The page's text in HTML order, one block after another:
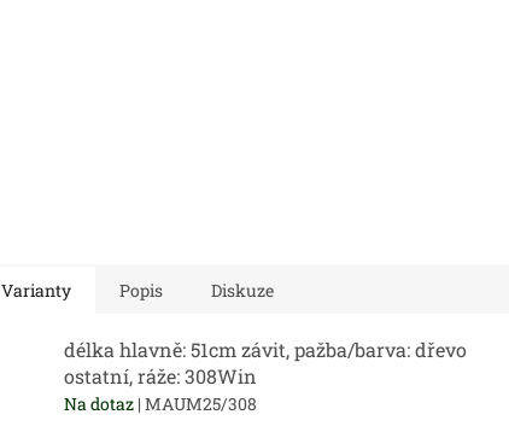
Varianty Popis Diskuze
délka hlavně: 51cm závit, pažba/barva: dřevo
ostatní, ráže: 308Win
Na dotaz | MAUM25/308